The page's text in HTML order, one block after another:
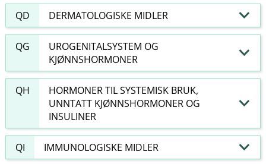
QD DERMATOLOGISKE MIDLER
QG
UROGENITALSYSTEM OG
KJØNNSHORMONER
QH
HORMONER TIL SYSTEMISK BRUK,
UNNTATT KJØNNSHORMONER OG
INSULINER
QI IMMUNOLOGISKE MIDLER